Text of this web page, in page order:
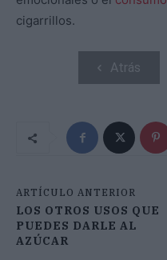
cigarrillos.
Atrás
ARTÍCULO ANTERIOR
LOS OTROS USOS QUE
PUEDES DARLE AL
AZÚCAR